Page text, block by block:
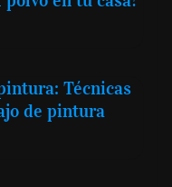
Técnicas
de pintura